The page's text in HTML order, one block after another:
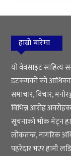
हाम्रो बारेमा
यो वेवसाइट साहित्य
डटकमको को
समाचार, विचार,
विभिन्न आरोह
सूचनाको भोक मेट्न
लोकतन्त्र, नागरिक
पहरेदार भएर हामी